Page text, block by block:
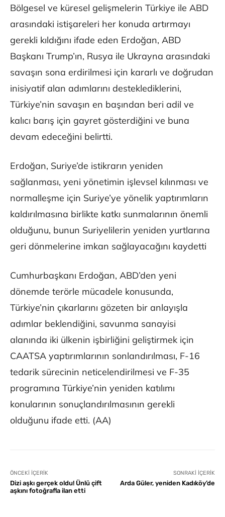
Bölgesel ve küresel gelişmelerin Türkiye ile ABD
arasındaki istişareleri her konuda artırmayı
gerekli kıldığını ifade eden Erdoğan, ABD
Başkanı Trump’ın, Rusya ile Ukrayna arasındaki
savaşın sona erdirilmesi için kararlı ve doğrudan
inisiyatif alan adımlarını desteklediklerini,
Türkiye’nin savaşın en başından beri adil ve
kalıcı barış için gayret gösterdiğini ve buna
devam edeceğini belirtti.
Erdoğan, Suriye’de istikrarın yeniden
sağlanması, yeni yönetimin işlevsel kılınması ve
normalleşme için Suriye’ye yönelik yaptırımların
kaldırılmasına birlikte katkı sunmalarının önemli
olduğunu, bunun Suriyelilerin yeniden yurtlarına
geri dönmelerine imkan sağlayacağını kaydetti
Cumhurbaşkanı Erdoğan, ABD’den yeni
dönemde terörle mücadele konusunda,
Türkiye’nin çıkarlarını gözeten bir anlayışla
adımlar beklendiğini, savunma sanayisi
alanında iki ülkenin işbirliğini geliştirmek için
CAATSA yaptırımlarının sonlandırılması, F-16
tedarik sürecinin neticelendirilmesi ve F-35
programına Türkiye’nin yeniden katılımı
konularının sonuçlandırılmasının gerekli
olduğunu ifade etti. (AA)
ÖNCEKI İÇERIK
Dizi aşkı gerçek oldu! Ünlü çift
aşkını fotoğrafla ilan etti
SONRAKI İÇERIK
Arda Güler, yeniden Kadıköy’de